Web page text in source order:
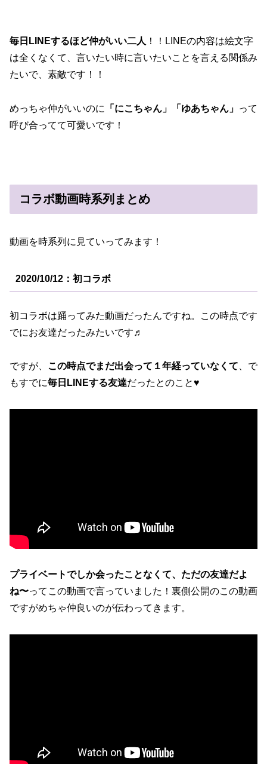
毎日LINEするほど仲がいい二人 ！！LINEの内容は絵文字
は全くなくて、言いたい時に言いたいことを言える関係み
たいで、素敵です！！
めっちゃ仲がいいのに 「にこちゃん」「ゆあちゃん」 って
呼び合ってて可愛いです！
コラボ動画時系列まとめ
動画を時系列に見ていってみます！
2020/10/12：初コラボ
初コラボは踊ってみた動画だったんですね。この時点です
でにお友達だったみたいです♬
ですが、 この時点でまだ出会って１年経っていなくて、で
もすでに毎日LINEする友達だったとのこと♥️
プライベートでしか会ったことなくて、ただの友達だよ
ね〜ってこの動画で言っていました！裏側公開のこの動画
ですがめちゃ仲良いのが伝わってきます。